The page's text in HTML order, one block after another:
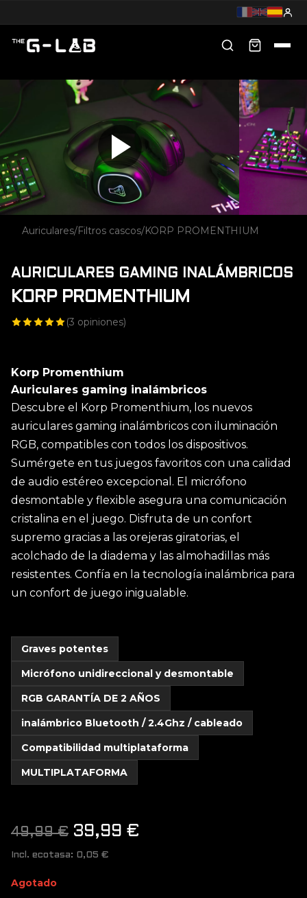
Auriculares/Filtros cascos/KORP PROMENTHIUM
AURICULARES GAMING INALÁMBRICOS
KORP PROMENTHIUM
(3 opiniones)
Korp Promenthium
Auriculares gaming inalámbricos
Descubre el Korp Promenthium, los nuevos
auriculares gaming inalámbricos con iluminación
RGB, compatibles con todos los dispositivos.
Sumérgete en tus juegos favoritos con una calidad
de audio estéreo excepcional. El micrófono
desmontable y flexible asegura una comunicación
cristalina en el juego. Disfruta de un confort
supremo gracias a las orejeras giratorias, el
acolchado de la diadema y las almohadillas más
resistentes. Confía en la tecnología inalámbrica para
un confort de juego inigualable.
Graves potentes
Micrófono unidireccional y desmontable
RGB GARANTÍA DE 2 AÑOS
inalámbrico Bluetooth / 2.4Ghz / cableado
Compatibilidad multiplataforma
MULTIPLATAFORMA
49,99€ El
precio
39,99 €
Incl. ecotasa: 0,05 €
Agotado